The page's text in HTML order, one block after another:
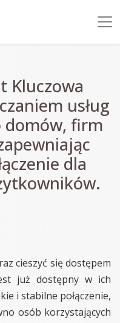
Kluczowa
usług
firm
dla
cieszyć się dostępem
już dostępny w ich
i stabilne połączenie,
osób korzystających